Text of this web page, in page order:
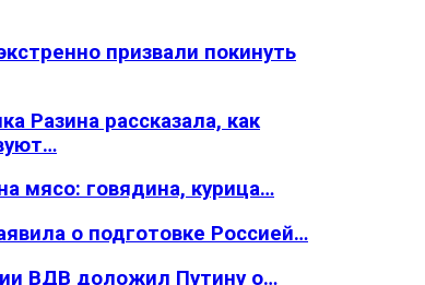
призвали покинуть
Разина рассказала, как
мясо: говядина, курица…
о подготовке Россией…
ВДВ доложил Путину о…